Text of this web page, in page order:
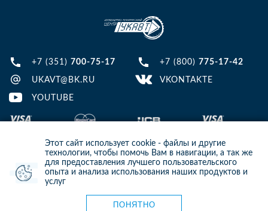
Этот сайт использует cookie - файлы и другие
технологии, чтобы помочь Вам в навигации, а так же
для предоставления лучшего пользовательского
опыта и анализа использования наших продуктов и
услуг
ПОНЯТНО
+7 (351) 700-75-17 +7 (800) 775-17-42
UKAVT@BK.RU VKONTAKTE
YOUTUBE
© 2013-2024 ООО ИТЦ УКАВТ. ИНН: 7448122124, ОГРН: 1097448007216
ИНФОРМАЦИЯ НА САЙТЕ НЕ ЯВЛЯЕТСЯ ПУБЛИЧНОЙ ОФЕРТОЙ. ДЛЯ